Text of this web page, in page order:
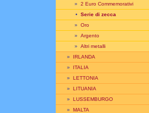
» 2 Euro Commemorativi
• Serie di zecca
» Oro
» Argento
» Altri metalli
» IRLANDA
» ITALIA
» LETTONIA
» LITUANIA
» LUSSEMBURGO
» MALTA